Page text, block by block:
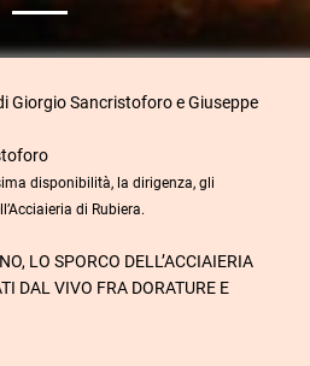
Giorgio Sancristoforo e Giuseppe
disponibilità, la dirigenza, gli
di Rubiera.
LO SPORCO DELL’ACCIAIERIA
DAL VIVO FRA DORATURE E